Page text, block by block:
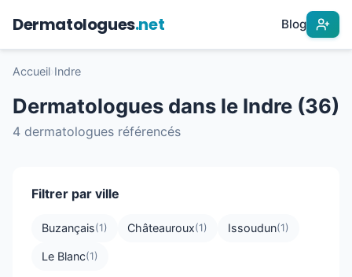
Dermatologues.net Blog
Accueil Indre
Dermatologues dans le Indre (36)
4 dermatologues référencés
Filtrer par ville
Buzançais(1) Châteauroux(1) Issoudun(1)
Le Blanc(1)